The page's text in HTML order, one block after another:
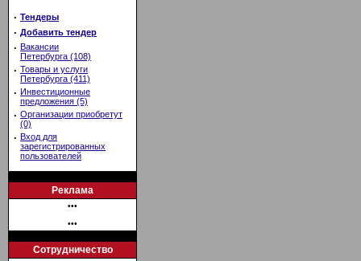
· Тендеры
· Добавить тендер
· Вакансии
Петербурга (108)
· Товары и услуги
Петербурга (411)
· Инвестиционные
предложения (5)
· Организации приобретут
(0)
· Вход для
зарегистрированных
пользователей
Реклама
•••
•••
Сотрудничество